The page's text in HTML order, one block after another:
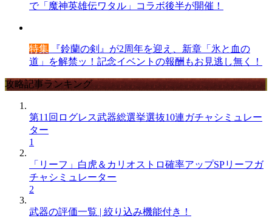
で「魔神英雄伝ワタル」コラボ後半が開催！
特集 『鈴蘭の剣』が2周年を迎え、新章「氷と血の
道」を解禁ッ！記念イベントの報酬もお見逃し無く！
攻略記事ランキング
第11回ログレス武器総選挙選抜10連ガチャシミュレー
ター
1
「リーフ」白虎＆カリオストロ確率アップSPリーフガ
チャシミュレーター
2
武器の評価一覧 | 絞り込み機能付き！